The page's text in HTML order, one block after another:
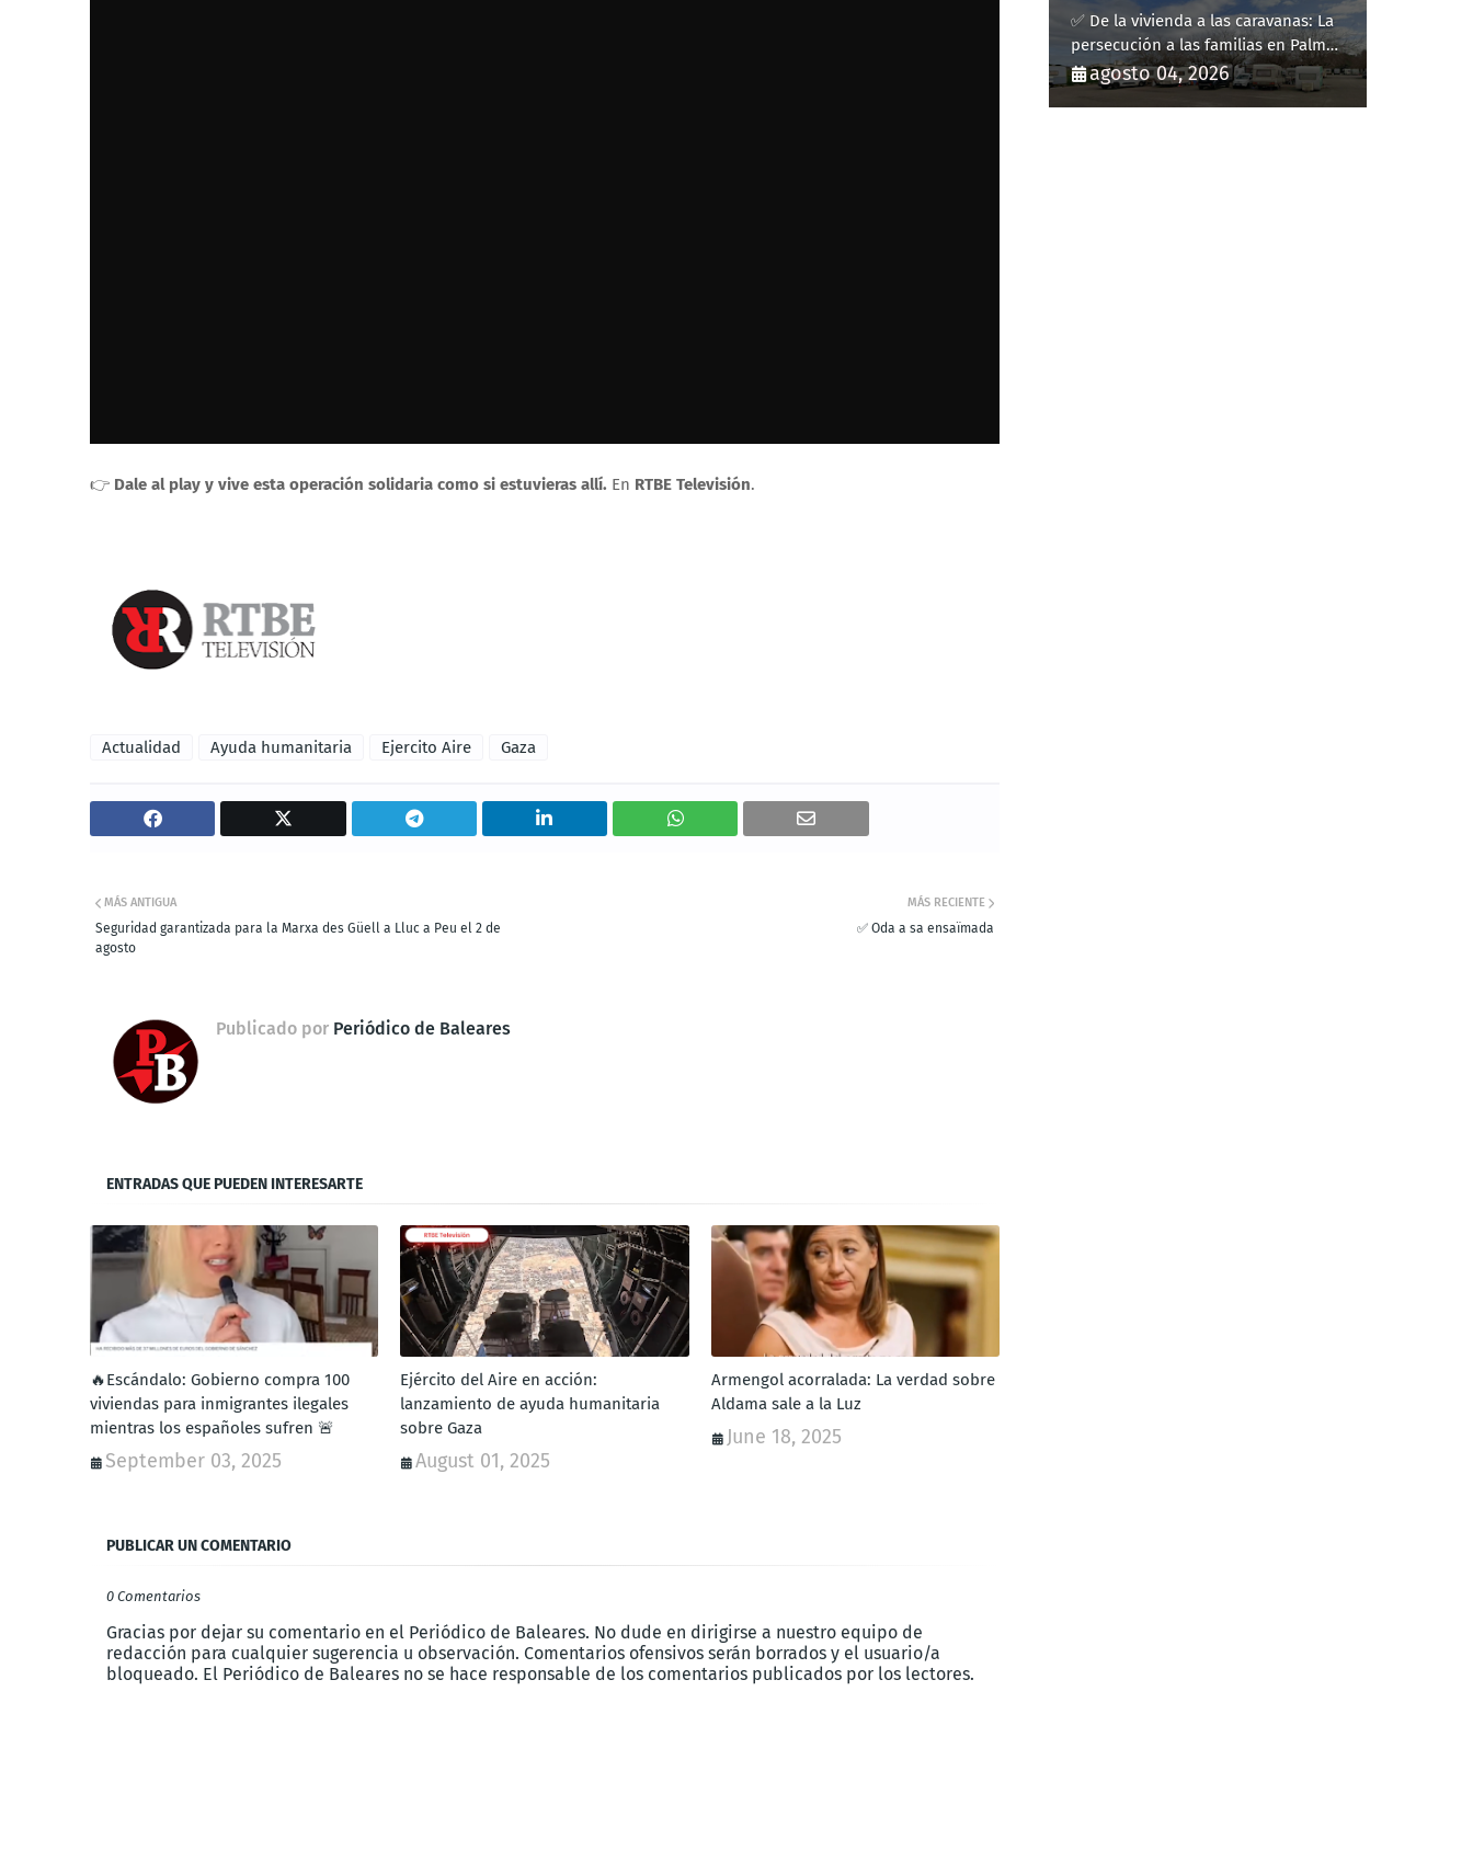
👉 Dale al play y vive esta operación solidaria como si estuvieras allí. En RTBE Televisión.
Actualidad Ayuda humanitaria Ejercito Aire Gaza
MÁS RECIENTE
✅ Oda a sa ensaïmada
MÁS ANTIGUA
Seguridad garantizada para la Marxa des Güell a Lluc a Peu el 2 de
agosto
Publicado por Periódico de Baleares
ENTRADAS QUE PUEDEN INTERESARTE
🔥Escándalo: Gobierno compra 100
viviendas para inmigrantes ilegales
mientras los españoles sufren 🚨
September 03, 2025
Ejército del Aire en acción:
lanzamiento de ayuda humanitaria
sobre Gaza
August 01, 2025
Armengol acorralada: La verdad sobre
Aldama sale a la Luz
June 18, 2025
PUBLICAR UN COMENTARIO
0 Comentarios
Gracias por dejar su comentario en el Periódico de Baleares. No dude en dirigirse a nuestro equipo de
redacción para cualquier sugerencia u observación. Comentarios ofensivos serán borrados y el usuario/a
bloqueado. El Periódico de Baleares no se hace responsable de los comentarios publicados por los lectores.
✅ De la vivienda a las caravanas: La
persecución a las familias en Palma
y la complicidad de un fracaso
heredado
agosto 04, 2026